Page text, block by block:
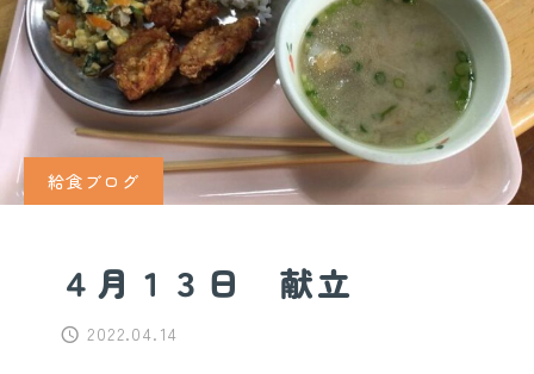
給食ブログ
４月１３日 献立
2022.04.14